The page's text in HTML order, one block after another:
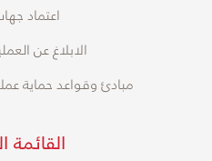
اعتماد
الابلاغ عن
مبادئ وقواعد حماية
القائمة